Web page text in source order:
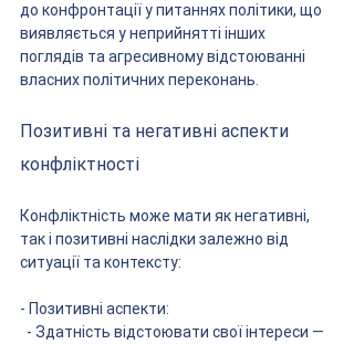
до конфронтації у питаннях політики, що
виявляється у неприйнятті інших
поглядів та агресивному відстоюванні
власних політичних переконань.
Позитивні та негативні аспекти
конфліктності
Конфліктність може мати як негативні,
так і позитивні наслідки залежно від
ситуації та контексту:
- Позитивні аспекти: